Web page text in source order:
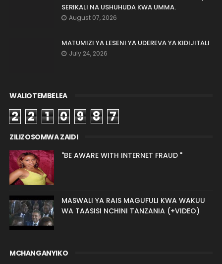
SERIKALI NA USHUHUDA KWA UMMA.
August 07, 2026
MATUMIZI YA LESENI YA UDEREVA YA KIDIJITALI
July 24, 2026
WALIOTEMBELEA
2 2 1 0 9 8 7
ZILIZOSOMWA ZAIDI
"BE AWARE WITH INTERNET FRAUD "
MASWALI YA RAIS MAGUFULI KWA WAKUU
WA TAASISI NCHINI TANZANIA (+VIDEO)
MCHANGANYIKO